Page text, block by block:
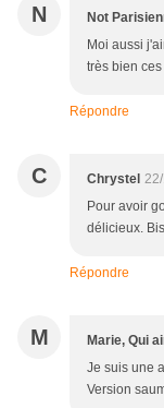
N Not
Moi aussi
très bien
Répondre
C Chrystel
Pour avoir
délicieux.
Répondre
M Marie, Qui
Je suis une
Version